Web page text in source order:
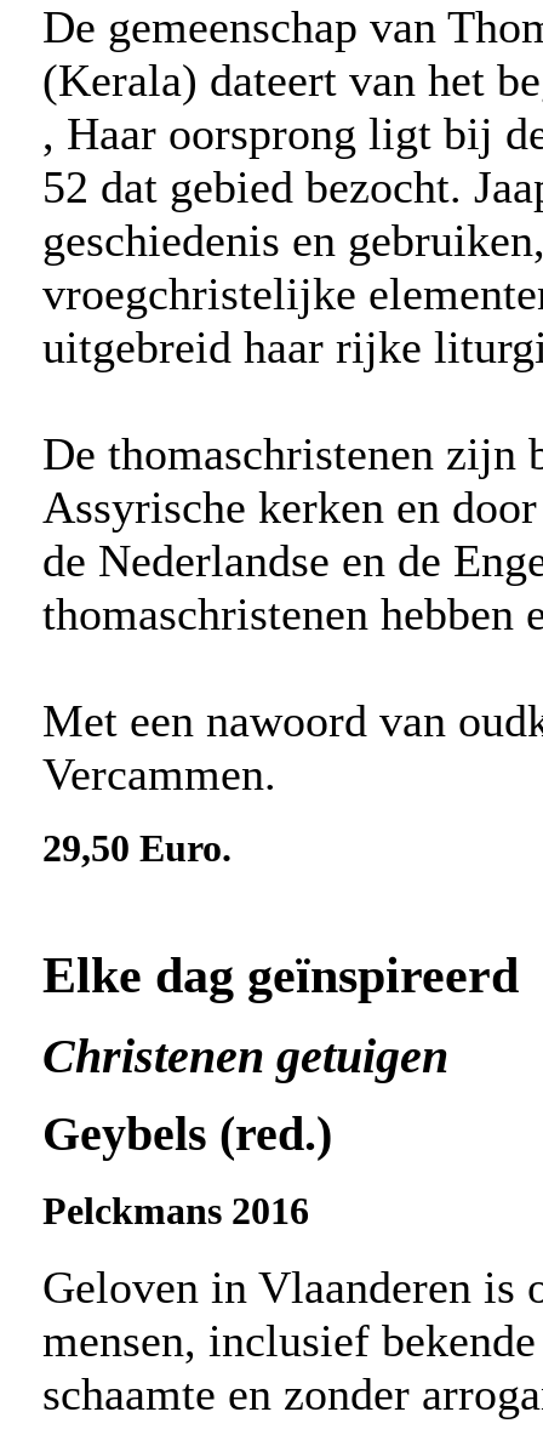
De gemeenschap van
(Kerala) dateert van het
, Haar oorsprong ligt bij
52 dat gebied bezocht.
geschiedenis en
vroegchristelijke
uitgebreid haar rijke
De thomaschristenen zijn
Assyrische kerken en
de Nederlandse en de
thomaschristenen hebben
Met een nawoord van
Vercammen.
29,50 Euro.
Elke dag geïnspireerd
Christenen getuigen
Geybels (red.)
Pelckmans 2016
Geloven in Vlaanderen is
mensen, inclusief
schaamte en zonder